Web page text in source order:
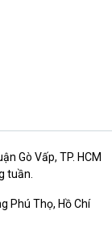
Gò Vấp, TP. HCM
tuần.
Phú Thọ, Hồ Chí